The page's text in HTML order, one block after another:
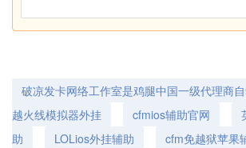
破凉发卡网络工作室是鸡腿中国一级代理商
越火线模拟器外挂
cfmios辅助官网
助
LOLios外挂辅助 cfm免越狱苹果